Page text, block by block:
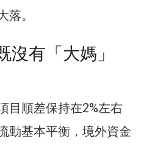
落。
沒有「大媽」
目順差保持在2%左右
動基本平衡，境外資金